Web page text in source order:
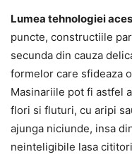
Lumea tehnologiei
puncte, constructiile
secunda din cauza
formelor care sfideaza
Masinariile pot fi astfel
flori si fluturi, cu aripi
ajunga niciunde, insa
neinteligibile lasa